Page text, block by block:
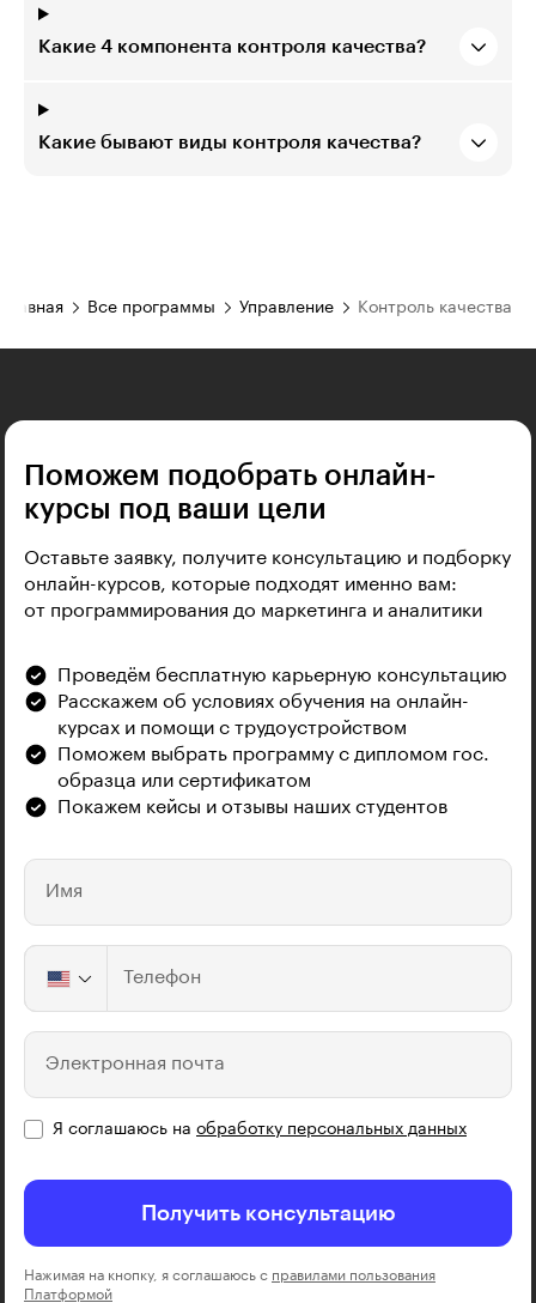
Какие 4 компонента контроля качества?
Какие бывают виды контроля качества?
Главная Все программы Управление Контроль качества
Поможем подобрать онлайн-
курсы под ваши цели
Оставьте заявку, получите консультацию и подборку
онлайн-курсов, которые подходят именно вам:
от программирования до маркетинга и аналитики
Проведём бесплатную карьерную консультацию
Расскажем об условиях обучения на онлайн-
курсах и помощи с трудоустройством
Поможем выбрать программу с дипломом гос.
образца или сертификатом
Покажем кейсы и отзывы наших студентов
Имя
Телефон
Электронная почта
Я соглашаюсь на обработку персональных данных
Получить консультацию
Нажимая на кнопку, я соглашаюсь с правилами пользования
Платформой